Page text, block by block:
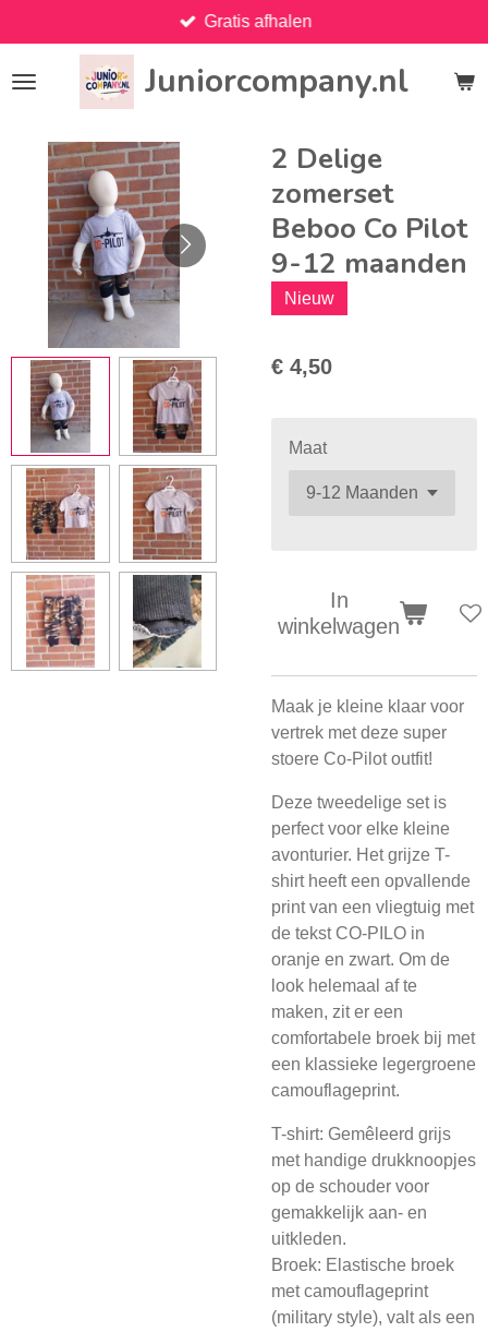
direct
naar
Juniorcompany.nl
Gratis afhalen
2 Delige
zomerset
Beboo Co Pilot
9-12 maanden
Nieuw
€ 4,50
Maat
In
winkelwagen
Maak je kleine klaar voor
vertrek met deze super
stoere Co-Pilot outfit!
Deze tweedelige set is
perfect voor elke kleine
avonturier. Het grijze T-
shirt heeft een opvallende
print van een vliegtuig met
de tekst CO-PILO in
oranje en zwart. Om de
look helemaal af te
maken, zit er een
comfortabele broek bij met
een klassieke legergroene
camouflageprint.
T-shirt: Gemêleerd grijs
met handige drukknoopjes
op de schouder voor
gemakkelijk aan- en
uitkleden.
Broek: Elastische broek
met camouflageprint
(military style), valt als een